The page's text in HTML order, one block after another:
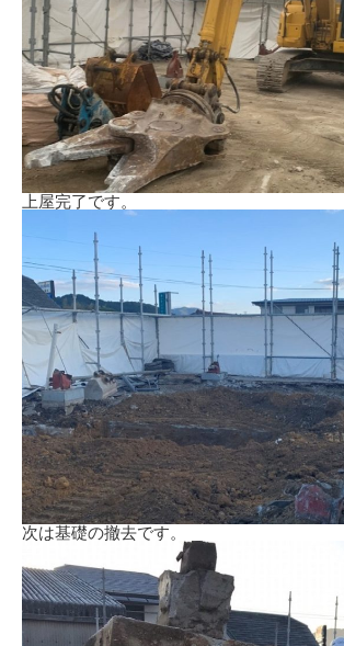
上屋完了です。
次は基礎の撤去です。